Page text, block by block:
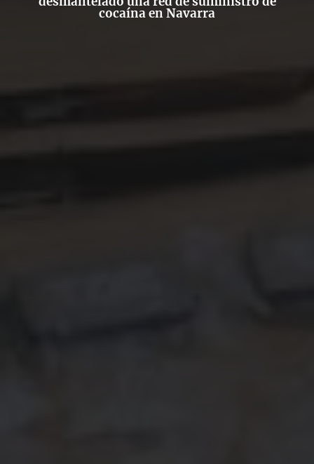
cocaína en Navarra